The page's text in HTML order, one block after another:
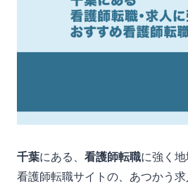
千葉にある、 看護師転職に強く
看護師転職サイトの、あつかう